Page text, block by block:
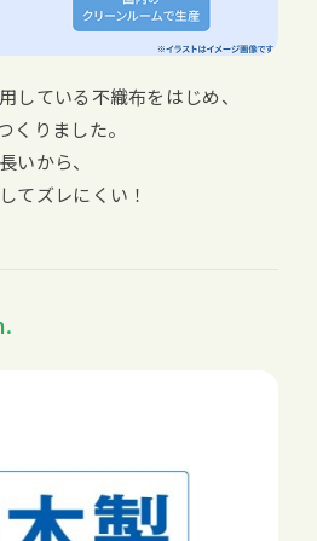
している不織布をはじめ、
くりました。
いから、
てズレにくい！